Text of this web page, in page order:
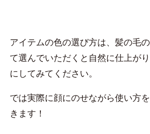
アイテムの色の選び方は、髪の毛
て選んでいただくと自然に仕上が
にしてみてください。
では実際に顔にのせながら使い方
きます！